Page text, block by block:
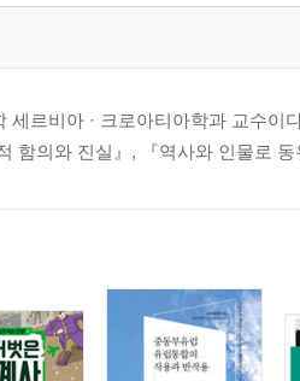
세르비아 · 크로아티아학과 교수
함의와 진실』, 『역사와 인물로